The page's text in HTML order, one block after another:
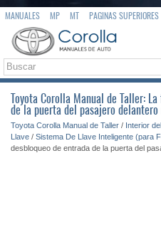
MANUALES MP MT PAGINAS SUPERIORES
Toyota Corolla Manual de Taller:
de la puerta del pasajero
Toyota Corolla Manual de Taller / Interior
Llave / Sistema De Llave Inteligente (para
desbloqueo de entrada de la puerta del